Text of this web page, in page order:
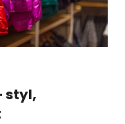
styl,